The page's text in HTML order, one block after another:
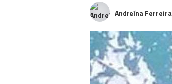
Andreína Ferreira